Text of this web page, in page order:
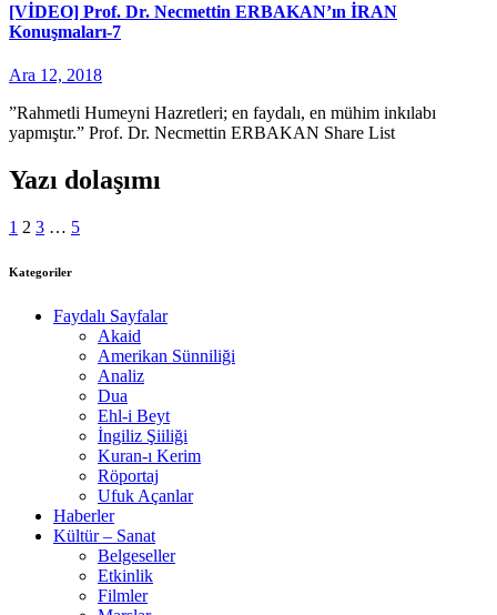
[VİDEO] Prof. Dr. Necmettin ERBAKAN’ın İRAN
Konuşmaları-7
Ara 12, 2018
”Rahmetli Humeyni Hazretleri; en faydalı, en mühim inkılabı
yapmıştır.” Prof. Dr. Necmettin ERBAKAN Share List
Yazı dolaşımı
1 2 3 … 5
Kategoriler
Faydalı Sayfalar
Akaid
Amerikan Sünniliği
Analiz
Dua
Ehl-i Beyt
İngiliz Şiiliği
Kuran-ı Kerim
Röportaj
Ufuk Açanlar
Haberler
Kültür – Sanat
Belgeseller
Etkinlik
Filmler